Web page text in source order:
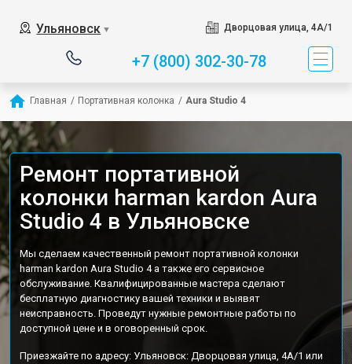
Ульяновск ▼ Дворцовая улица, 4А/1
+7 (800) 302-30-78
Главная / Портативная колонка / Aura Studio 4
Ремонт портативной
колонки harman kardon Aura
Studio 4 в Ульяновске
Мы сделаем качественный ремонт портативной колонки
harman kardon Aura Studio 4 а также его сервисное
обслуживание. Квалифицированные мастера сделают
бесплатную диагностику вашей техники и выявят
неисправность. Проведут нужные ремонтные работы по
доступной цене и в оговоренный срок.
Приезжайте по адресу: Ульяновск: Дворцовая улица, 4А/1 или